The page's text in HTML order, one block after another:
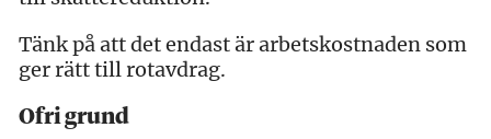
Tänk på att det endast är arbetskostnaden som
ger rätt till rotavdrag.
Ofri grund